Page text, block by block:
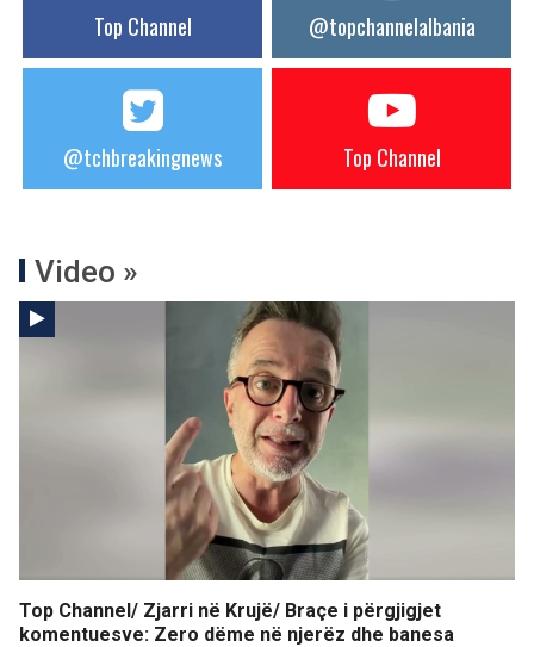
Top Channel @topchannelalbania
@tchbreakingnews Top Channel
Video »
Top Channel/ Zjarri në Krujë/ Braçe i përgjigjet
komentuesve: Zero dëme në njerëz dhe banesa